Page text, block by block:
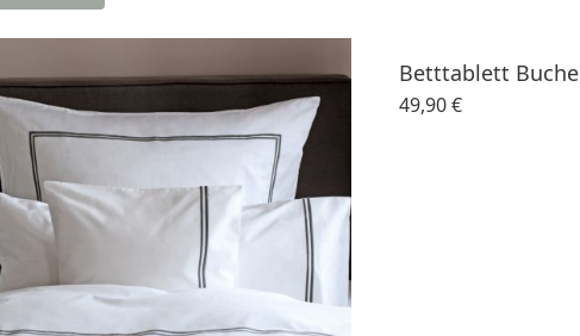
Betttablett Buche
49,90 €